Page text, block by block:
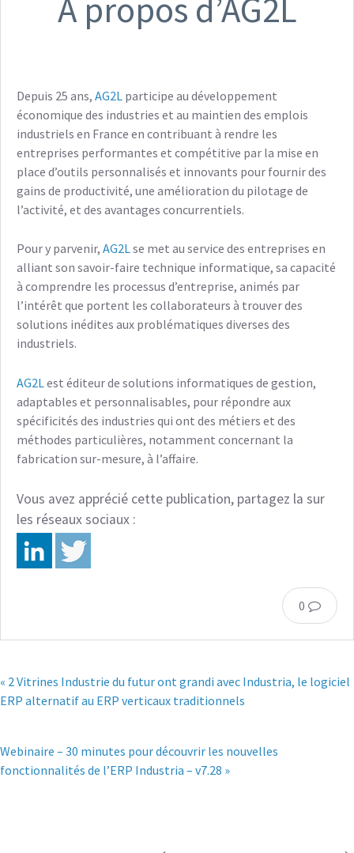
A propos d’AG2L
Depuis 25 ans, AG2L participe au développement
économique des industries et au maintien des emplois
industriels en France en contribuant à rendre les
entreprises performantes et compétitive par la mise en
place d’outils personnalisés et innovants pour fournir des
gains de productivité, une amélioration du pilotage de
l’activité, et des avantages concurrentiels.
Pour y parvenir, AG2Lse met au service des entreprises en
alliant son savoir-faire technique informatique, sa capacité
à comprendre les processus d’entreprise, animés par
l’intérêt que portent les collaborateurs à trouver des
solutions inédites aux problématiques diverses des
industriels.
AG2L est éditeur de solutions informatiques de gestion,
adaptables et personnalisables, pour répondre aux
spécificités des industries qui ont des métiers et des
méthodes particulières, notamment concernant la
fabrication sur-mesure, à l’affaire.
Vous avez apprécié cette publication, partagez la sur
les réseaux sociaux :
0
« 2 Vitrines Industrie du futur ont grandi avec Industria, le logiciel
ERP alternatif au ERP verticaux traditionnels
Webinaire – 30 minutes pour découvrir les nouvelles
fonctionnalités de l’ERP Industria – v7.28 »